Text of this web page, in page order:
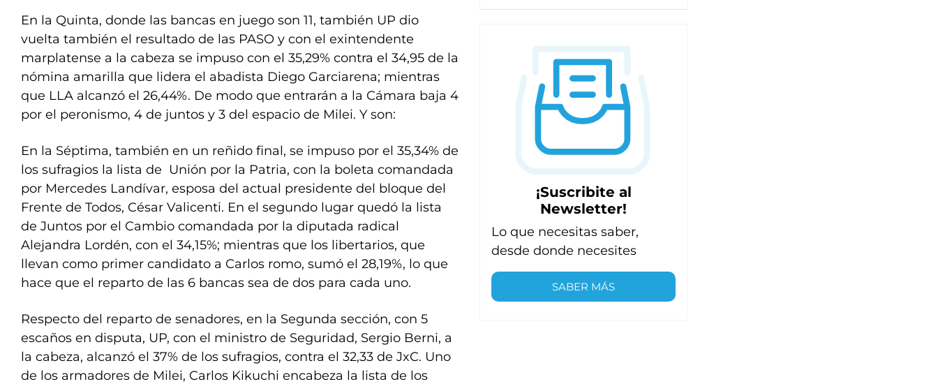
En la Quinta, donde las bancas en juego son 11, también UP dio
vuelta también el resultado de las PASO y con el exintendente
marplatense a la cabeza se impuso con el 35,29% contra el 34,95 de la
nómina amarilla que lidera el abadista Diego Garciarena; mientras
que LLA alcanzó el 26,44%. De modo que entrarán a la Cámara baja 4
por el peronismo, 4 de juntos y 3 del espacio de Milei. Y son:
En la Séptima, también en un reñido final, se impuso por el 35,34% de
los sufragios la lista de Unión por la Patria, con la boleta comandada
por Mercedes Landívar, esposa del actual presidente del bloque del
Frente de Todos, César Valicenti. En el segundo lugar quedó la lista
de Juntos por el Cambio comandada por la diputada radical
Alejandra Lordén, con el 34,15%; mientras que los libertarios, que
llevan como primer candidato a Carlos romo, sumó el 28,19%, lo que
hace que el reparto de las 6 bancas sea de dos para cada uno.
Respecto del reparto de senadores, en la Segunda sección, con 5
escaños en disputa, UP, con el ministro de Seguridad, Sergio Berni, a
la cabeza, alcanzó el 37% de los sufragios, contra el 32,33 de JxC. Uno
de los armadores de Milei, Carlos Kikuchi encabeza la lista de los
¡Suscribite al
Newsletter!
Lo que necesitas saber,
desde donde necesites
SABER MÁS